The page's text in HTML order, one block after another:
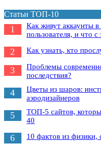
Статьи ТОП-10
1
Как живут аккаунты
пользователя, и что с
2 Как узнать, кто
3
Проблемы
последствия?
4
Цветы из шаров:
аэродизайнеров
5
ТОП-5 сайтов,
40
6 10 фактов из физики,